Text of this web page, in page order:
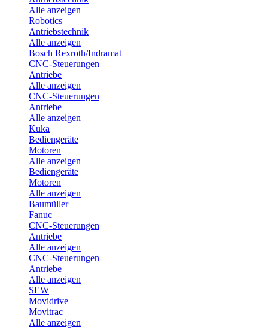
Alle anzeigen
Robotics
Antriebstechnik
Alle anzeigen
Bosch Rexroth/Indramat
CNC-Steuerungen
Antriebe
Alle anzeigen
CNC-Steuerungen
Antriebe
Alle anzeigen
Kuka
Bediengeräte
Motoren
Alle anzeigen
Bediengeräte
Motoren
Alle anzeigen
Baumüller
Fanuc
CNC-Steuerungen
Antriebe
Alle anzeigen
CNC-Steuerungen
Antriebe
Alle anzeigen
SEW
Movidrive
Movitrac
Alle anzeigen